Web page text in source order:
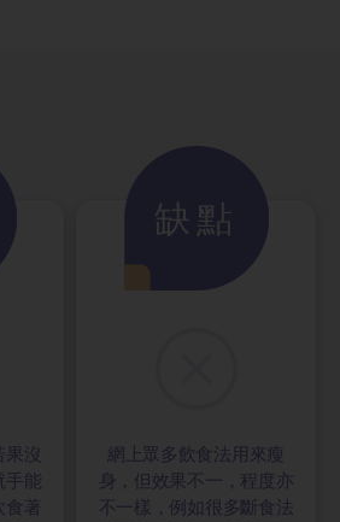
果沒
手能
食著
缺點
網上眾多飲食法用來瘦
身，但效果不一，程度亦
不一樣，例如很多斷食法